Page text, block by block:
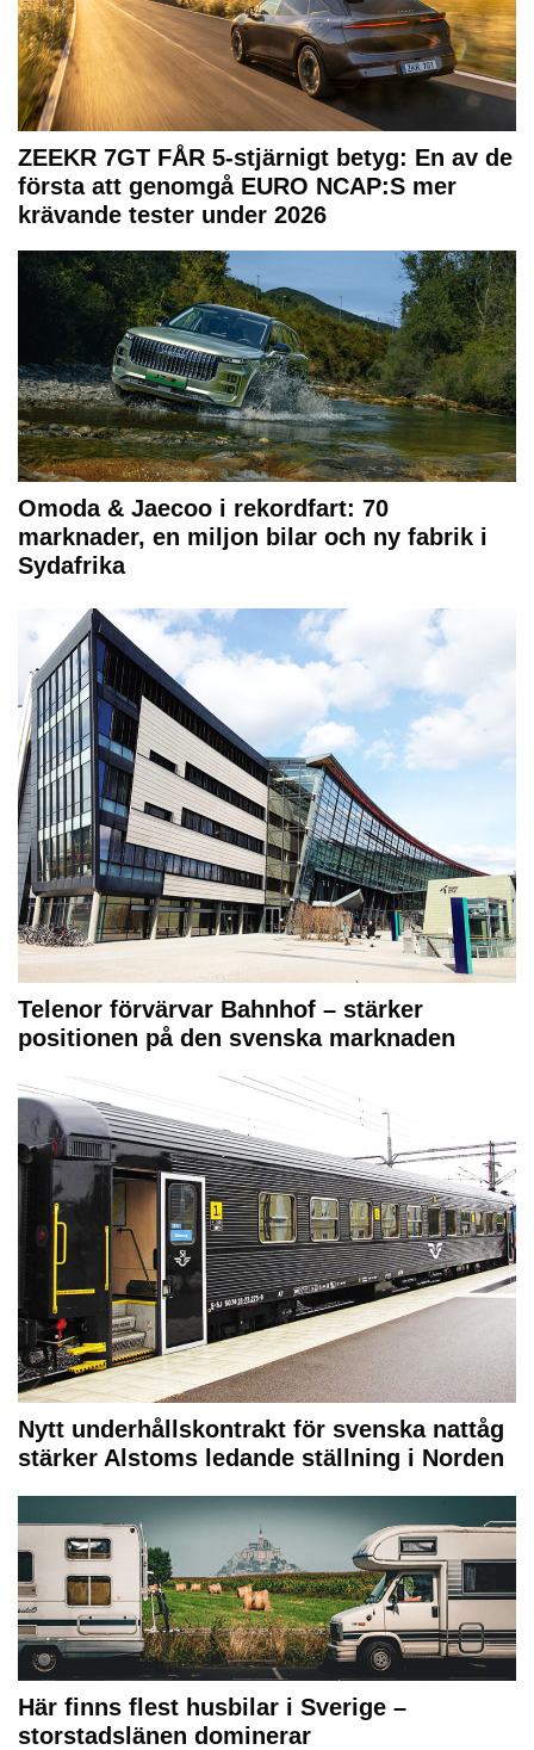
ZEEKR 7GT FÅR 5-stjärnigt betyg: En av de
första att genomgå EURO NCAP:S mer
krävande tester under 2026
Omoda & Jaecoo i rekordfart: 70
marknader, en miljon bilar och ny fabrik i
Sydafrika
Telenor förvärvar Bahnhof – stärker
positionen på den svenska marknaden
Nytt underhållskontrakt för svenska nattåg
stärker Alstoms ledande ställning i Norden
Här finns flest husbilar i Sverige –
storstadslänen dominerar